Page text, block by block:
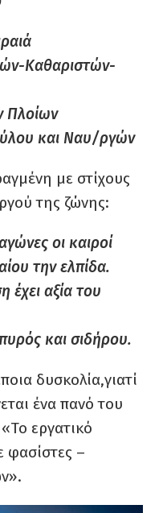
Καθαριστών-
Πλοίων
και Ναυ/ργών
με στίχους
της ζώνης:
οι καιροί
την ελπίδα.
έχει αξία του
και σιδήρου.
δυσκολία,γιατί
ένα πανό του
εργατικό
φασίστες –